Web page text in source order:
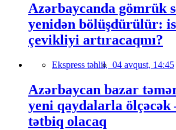
Azərbaycanda gömrük
yenidən bölüşdürülür:
çevikliyi artıracaqmı?
Ekspress təhlil, 04 avqust, 14:45
Azərbaycan bazar
yeni qaydalarla ölçəcək
tətbiq olacaq